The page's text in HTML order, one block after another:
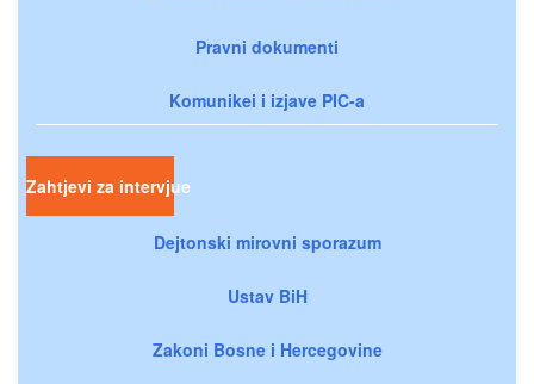
Pravni dokumenti
Komunikei i izjave PIC-a
Zahtjevi za intervjue
Dejtonski mirovni sporazum
Ustav BiH
Zakoni Bosne i Hercegovine